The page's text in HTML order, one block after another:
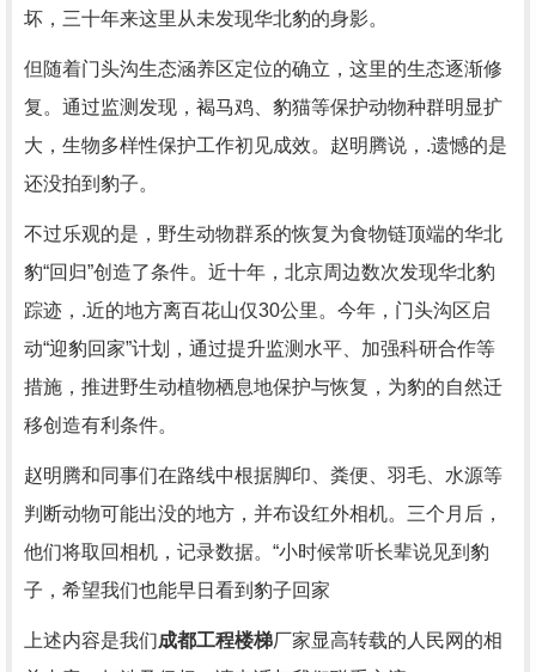
坏，三十年来这里从未发现华北豹的身影。
但随着门头沟生态涵养区定位的确立，这里的生态逐渐修
复。通过监测发现，褐马鸡、豹猫等保护动物种群明显扩
大，生物多样性保护工作初见成效。赵明腾说，.遗憾的是
还没拍到豹子。
不过乐观的是，野生动物群系的恢复为食物链顶端的华北
豹“回归”创造了条件。近十年，北京周边数次发现华北豹
踪迹，.近的地方离百花山仅30公里。今年，门头沟区启
动“迎豹回家”计划，通过提升监测水平、加强科研合作等
措施，推进野生动植物栖息地保护与恢复，为豹的自然迁
移创造有利条件。
赵明腾和同事们在路线中根据脚印、粪便、羽毛、水源等
判断动物可能出没的地方，并布设红外相机。三个月后，
他们将取回相机，记录数据。“小时候常听长辈说见到豹
子，希望我们也能早日看到豹子回家
上述内容是我们成都工程楼梯厂家显高转载的人民网的相